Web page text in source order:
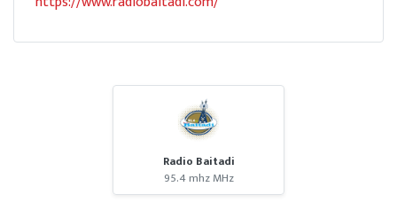
Radio Baitadi
95.4 mhz MHz